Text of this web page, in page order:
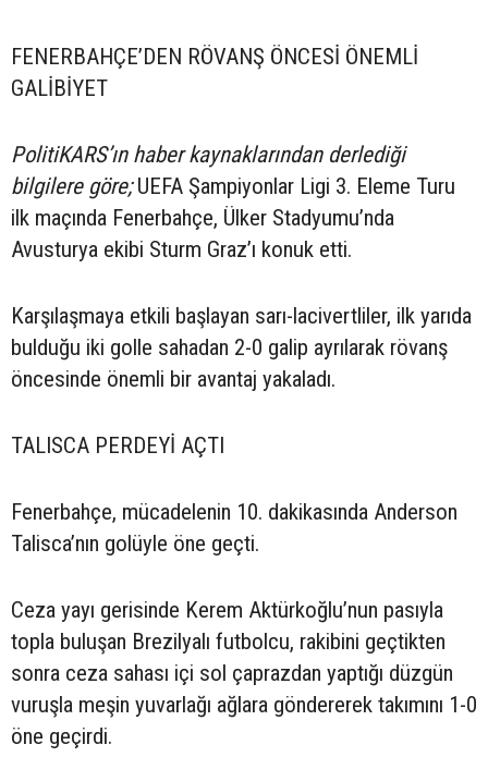
FENERBAHÇE’DEN RÖVANŞ ÖNCESİ ÖNEMLİ
GALİBİYET
PolitiKARS’ın haber kaynaklarından derlediği
bilgilere göre;UEFA Şampiyonlar Ligi 3. Eleme Turu
ilk maçında Fenerbahçe, Ülker Stadyumu’nda
Avusturya ekibi Sturm Graz’ı konuk etti.
Karşılaşmaya etkili başlayan sarı-lacivertliler, ilk yarıda
bulduğu iki golle sahadan 2-0 galip ayrılarak rövanş
öncesinde önemli bir avantaj yakaladı.
TALISCA PERDEYİ AÇTI
Fenerbahçe, mücadelenin 10. dakikasında Anderson
Talisca’nın golüyle öne geçti.
Ceza yayı gerisinde Kerem Aktürkoğlu’nun pasıyla
topla buluşan Brezilyalı futbolcu, rakibini geçtikten
sonra ceza sahası içi sol çaprazdan yaptığı düzgün
vuruşla meşin yuvarlağı ağlara göndererek takımını 1-0
öne geçirdi.